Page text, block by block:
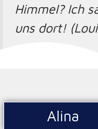
Himmel? Ich
uns dort!
Alina